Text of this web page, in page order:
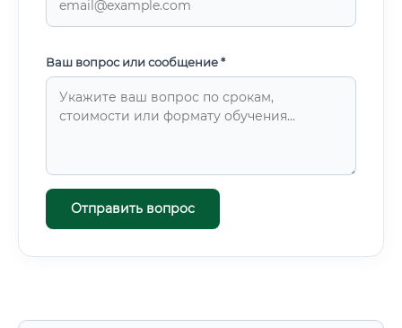
Ваш вопрос или сообщение *
Отправить вопрос